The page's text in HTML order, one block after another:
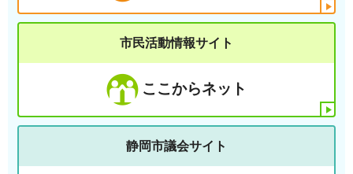
市民活動情報サイト
ここからネット
静岡市議会サイト